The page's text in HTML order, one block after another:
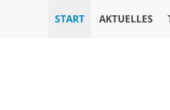
START AKTUELLES